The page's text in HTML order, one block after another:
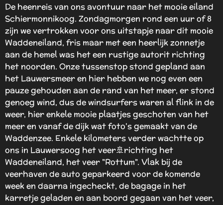
De heenreis van ons avontuur naar het mooie eiland
Schiermonnikoog. Zondagmorgen rond een uur of 8
zijn we vertrokken voor ons uitstapje naar dit mooie
Waddeneiland, fris maar met een heerlijk zonnetje
aan de hemel was het een rustige autorit richting
het noorden. Onze tussenstop stond gepland aan
het Lauwersmeer en hier hebben we nog even een
pauze gehouden aan de rand van het meer, er stond
genoeg wind, dus de windsurfers waren al flink in de
weer, hier enkele mooie plaatjes geschoten van het
meer en vanaf de dijk wat foto's gemaakt van de
Waddenzee. Enkele kilometers verder wachtte op
ons in Lauwersoog het veer🚢richting het
Waddeneiland, het veer "Rottum". Vlak bij de
veerhaven de auto geparkeerd voor de komende
week en daarna ingecheckt, de bagage in het
karretje geladen en aan boord gegaan van het veer,